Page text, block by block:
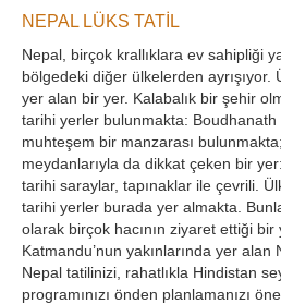
NEPAL LÜKS TATİL
Nepal, birçok krallıklara ev sahipliği
bölgedeki diğer ülkelerden
yer alan bir yer. Kalabalık bir şehir
tarihi yerler bulunmakta: Boudhanath
muhteşem bir manzarası
meydanlarıyla da dikkat çeken bir
tarihi saraylar, tapınaklar ile çevrili.
tarihi yerler burada yer almakta.
olarak birçok hacının ziyaret ettiği
Katmandu’nun yakınlarında yer
Nepal tatilinizi, rahatlıkla Hindistan
programınızı önden planlamanızı